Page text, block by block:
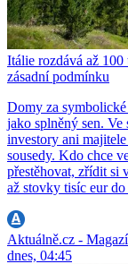
Itálie rozdává až
zásadní podmínku
Domy za
jako splněný sen.
investory ani
sousedy. Kdo chce
přestěhovat, zřídit si
až stovky tisíc eur
Aktuálně.cz -
dnes, 04:45